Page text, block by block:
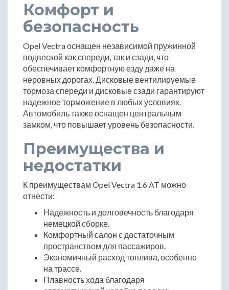
Комфорт и
безопасность
Opel Vectra оснащен независимой пружинной
подвеской как спереди, так и сзади, что
обеспечивает комфортную езду даже на
неровных дорогах. Дисковые вентилируемые
тормоза спереди и дисковые сзади гарантируют
надежное торможение в любых условиях.
Автомобиль также оснащен центральным
замком, что повышает уровень безопасности.
Преимущества и
недостатки
К преимуществам Opel Vectra 1.6 AT можно
отнести:
Надежность и долговечность благодаря
немецкой сборке.
Комфортный салон с достаточным
пространством для пассажиров.
Экономичный расход топлива, особенно
на трассе.
Плавность хода благодаря